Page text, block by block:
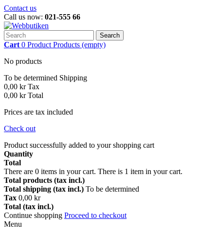
Contact us
Call us now: 021-555 66
Search
Cart 0 Product Products (empty)
No products
To be determined Shipping
0,00 kr Tax
0,00 kr Total
Prices are tax included
Check out
Product successfully added to your shopping cart
Quantity
Total
There are 0 items in your cart. There is 1 item in your cart.
Total products (tax incl.)
Total shipping (tax incl.) To be determined
Tax 0,00 kr
Total (tax incl.)
Continue shopping Proceed to checkout
Menu